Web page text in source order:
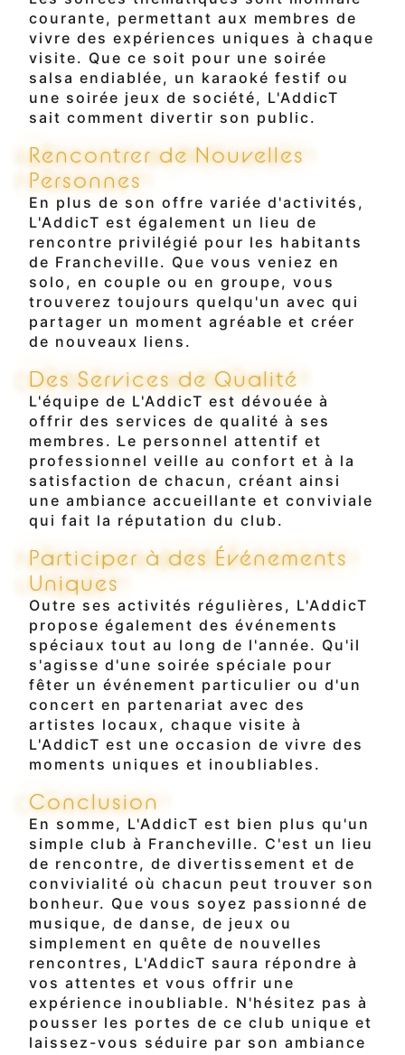
courante, permettant aux membres de
vivre des expériences uniques à chaque
visite. Que ce soit pour une soirée
salsa endiablée, un karaoké festif ou
une soirée jeux de société, L'AddicT
sait comment divertir son public.
Rencontrer de Nouvelles
Personnes
En plus de son offre variée d'activités,
L'AddicT est également un lieu de
rencontre privilégié pour les habitants
de Francheville. Que vous veniez en
solo, en couple ou en groupe, vous
trouverez toujours quelqu'un avec qui
partager un moment agréable et créer
de nouveaux liens.
Des Services de Qualité
L'équipe de L'AddicT est dévouée à
offrir des services de qualité à ses
membres. Le personnel attentif et
professionnel veille au confort et à la
satisfaction de chacun, créant ainsi
une ambiance accueillante et conviviale
qui fait la réputation du club.
Participer à des Événements
Uniques
Outre ses activités régulières, L'AddicT
propose également des événements
spéciaux tout au long de l'année. Qu'il
s'agisse d'une soirée spéciale pour
fêter un événement particulier ou d'un
concert en partenariat avec des
artistes locaux, chaque visite à
L'AddicT est une occasion de vivre des
moments uniques et inoubliables.
Conclusion
En somme, L'AddicT est bien plus qu'un
simple club à Francheville. C'est un lieu
de rencontre, de divertissement et de
convivialité où chacun peut trouver son
bonheur. Que vous soyez passionné de
musique, de danse, de jeux ou
simplement en quête de nouvelles
rencontres, L'AddicT saura répondre à
vos attentes et vous offrir une
expérience inoubliable. N'hésitez pas à
pousser les portes de ce club unique et
laissez-vous séduire par son ambiance